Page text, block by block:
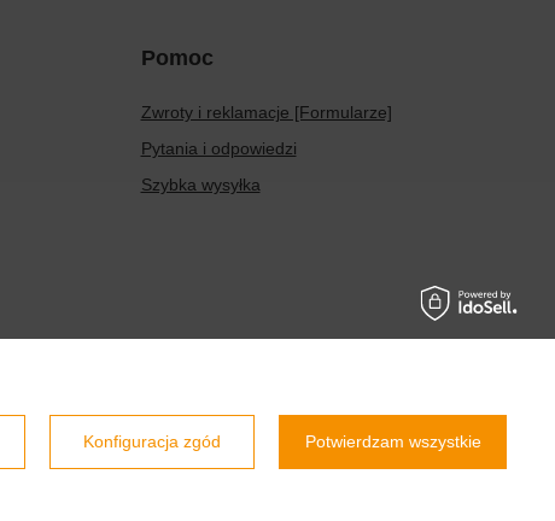
Pomoc
Zwroty i reklamacje [Formularze]
Pytania i odpowiedzi
Szybka wysyłka
4.9
800 opinii
Konfiguracja zgód Potwierdzam wszystkie